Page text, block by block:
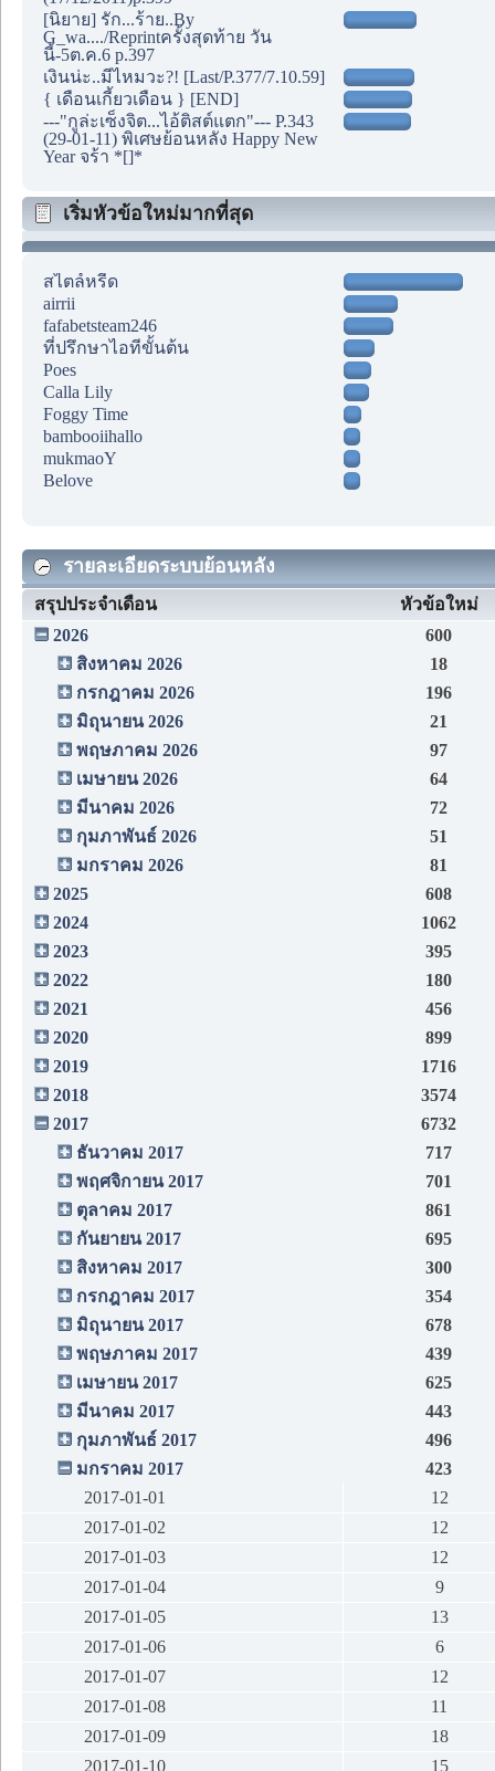
[นิยาย] รัก...ร้าย..By
G_wa..../Reprintครั้งสุดท้าย วัน
นี้-5ต.ค.6 p.397
เงินน่ะ..มีไหมวะ?! [Last/P.377/7.10.59]
{ เดือนเกี้ยวเดือน } [END]
---"กูล่ะเซ็งจิต...ไอ้ติสต์แตก"--- P.343
(29-01-11) พิเศษย้อนหลัง Happy New
Year จร้า *[]*
เริ่มหัวข้อใหม่มากที่สุด
สไตล์หรีด
airrii
fafabetsteam246
ที่ปรึกษาไอทีขั้นต้น
Poes
Calla Lily
Foggy Time
bambooiihallo
mukmaoY
Belove
รายละเอียดระบบย้อนหลัง
สรุปประจำเดือน
หัวข้อใหม่
2026
600
สิงหาคม 2026
18
กรกฎาคม 2026
196
มิถุนายน 2026
21
พฤษภาคม 2026
97
เมษายน 2026
64
มีนาคม 2026
72
กุมภาพันธ์ 2026
51
มกราคม 2026
81
2025
608
2024
1062
2023
395
2022
180
2021
456
2020
899
2019
1716
2018
3574
2017
6732
ธันวาคม 2017
717
พฤศจิกายน 2017
701
ตุลาคม 2017
861
กันยายน 2017
695
สิงหาคม 2017
300
กรกฎาคม 2017
354
มิถุนายน 2017
678
พฤษภาคม 2017
439
เมษายน 2017
625
มีนาคม 2017
443
กุมภาพันธ์ 2017
496
มกราคม 2017
423
2017-01-01
12
2017-01-02
12
2017-01-03
12
2017-01-04
9
2017-01-05
13
2017-01-06
6
2017-01-07
12
2017-01-08
11
2017-01-09
18
2017-01-10
15